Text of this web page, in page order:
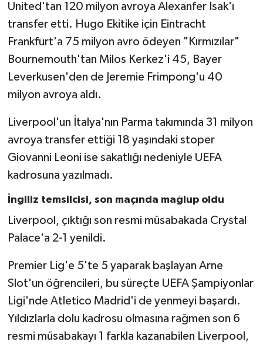
United'tan 120 milyon avroya Alexanfer Isak'ı
transfer etti. Hugo Ekitike için Eintracht
Frankfurt'a 75 milyon avro ödeyen "Kırmızılar"
Bournemouth'tan Milos Kerkez'i 45, Bayer
Leverkusen'den de Jeremie Frimpong'u 40
milyon avroya aldı.
Liverpool'un İtalya'nın Parma takımında 31 milyon
avroya transfer ettiği 18 yaşındaki stoper
Giovanni Leoni ise sakatlığı nedeniyle UEFA
kadrosuna yazılmadı.
İngiliz temsilcisi, son maçında mağlup oldu
Liverpool, çıktığı son resmi müsabakada Crystal
Palace'a 2-1 yenildi.
Premier Lig'e 5'te 5 yaparak başlayan Arne
Slot'un öğrencileri, bu süreçte UEFA Şampiyonlar
Ligi'nde Atletico Madrid'i de yenmeyi başardı.
Yıldızlarla dolu kadrosu olmasına rağmen son 6
resmi müsabakayı 1 farkla kazanabilen Liverpool,